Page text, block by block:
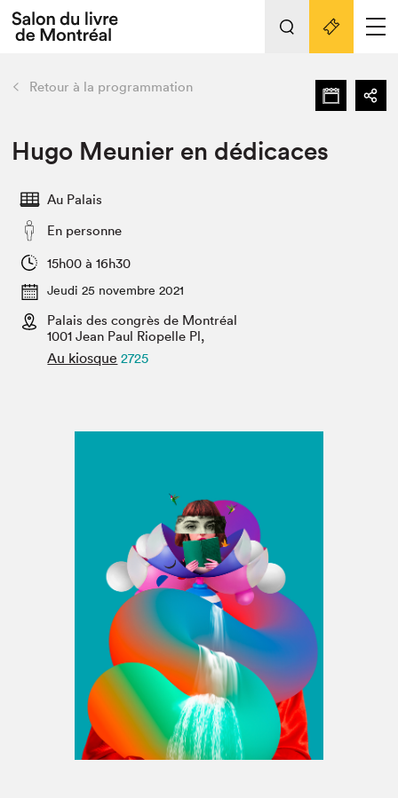
Espace exposant⋅e⋅s
Espace enseignant·e·s
L'événement
Préparer sa visite au Salon
Actualités
SLM PRO
retour Nos activités
Préparer sa visite
Salon au Palais
Projets partenaires
Liens pratiques
Retour à la programmation
Hugo Meunier en dédicaces
Au Palais
En personne
15h00 à 16h30
Jeudi 25 novembre 2021
Palais des congrès de Montréal
1001 Jean Paul Riopelle Pl,
Au kiosque 2725